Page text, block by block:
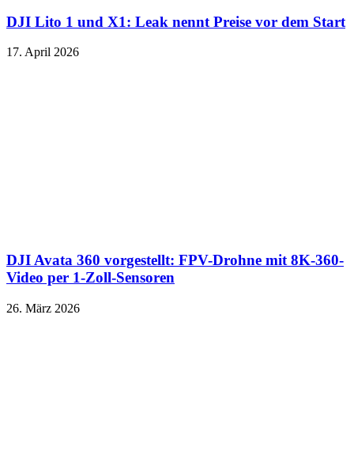
DJI Lito 1 und X1: Leak nennt Preise vor dem Start
17. April 2026
DJI Avata 360 vorgestellt: FPV-Drohne mit 8K-360-
Video per 1-Zoll-Sensoren
26. März 2026